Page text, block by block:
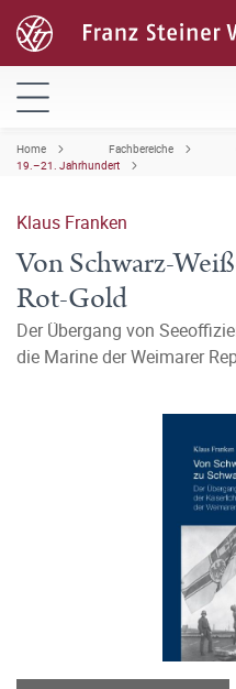
Home Fachbereiche
19.–21. Jahrhundert
Klaus Franken
Von Schwarz-
Rot-Gold
Der Übergang von
die Marine der Weimarer